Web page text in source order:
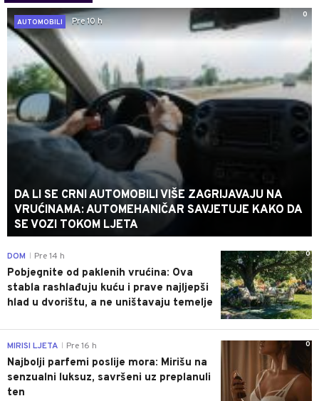
0
AUTOMOBILI
Pre 10 h
DA LI SE CRNI AUTOMOBILI VIŠE ZAGRIJAVAJU NA
VRUĆINAMA: AUTOMEHANIČAR SAVJETUJE KAKO DA
SE VOZI TOKOM LJETA
0
DOM Pre 14 h
Pobjegnite od paklenih vrućina: Ova
stabla rashlađuju kuću i prave najljepši
hlad u dvorištu, a ne uništavaju temelje
0
MIRISI LJETA Pre 16 h
Najbolji parfemi poslije mora: Mirišu na
senzualni luksuz, savršeni uz preplanuli
ten